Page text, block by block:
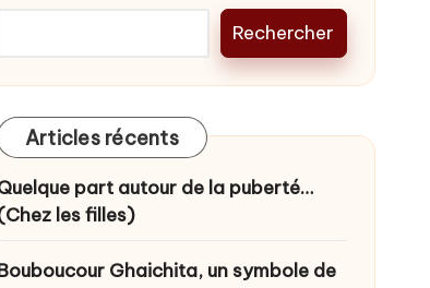
Rechercher
Articles récents
part autour de la puberté…
les filles)
Ghaichita, un symbole de